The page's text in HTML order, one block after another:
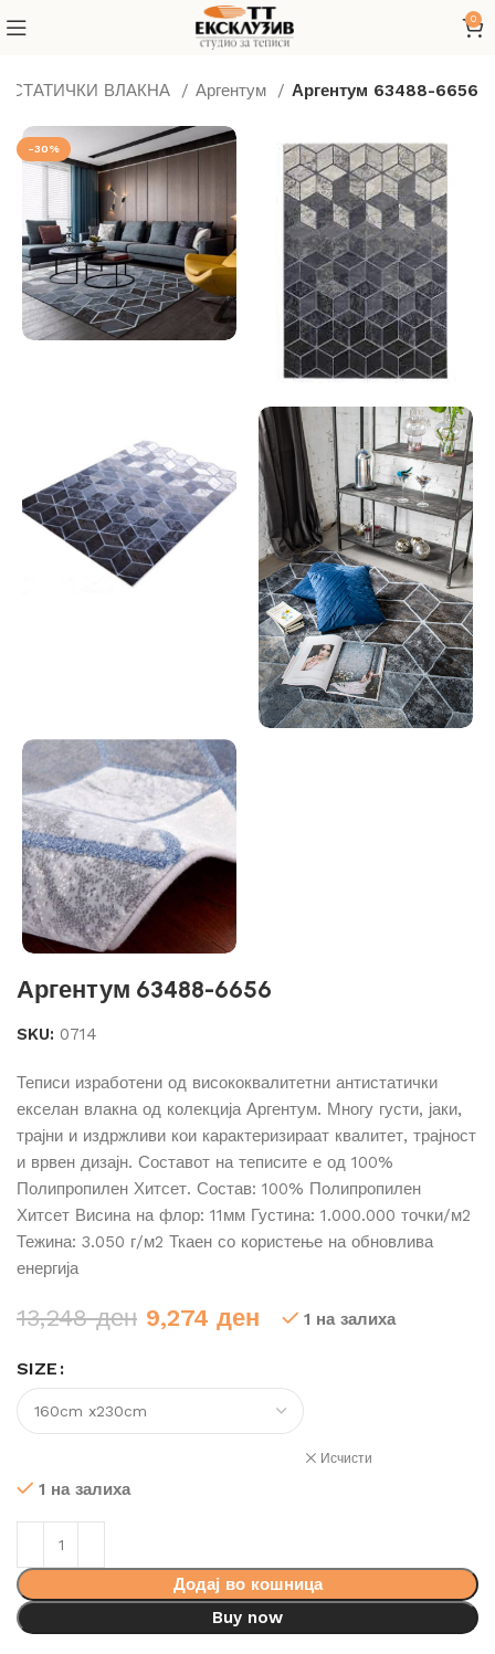
0
ВЛАКНА Аргентум Аргентум 63488-6656
-30%
Аргентум 63488-6656
SKU: 0714
Теписи изработени од висококвалитетни антистатички
екселан влакна од колекција Аргентум. Многу густи, јаки,
трајни и издржливи кои карактеризираат квалитет, трајност
и врвен дизајн. Составот на теписите е од 100%
Полипропилен Хитсет. Состав: 100% Полипропилен
Хитсет Висина на флор: 11мм Густина: 1.000.000 точки/м2
Тежина: 3.050 г/м2 Ткаен со користење на обновлива
енергија
13,248ден Original
13,248 ден.
9,274 ден Current
9,274 ден.
1 на залиха
SIZE
Исчисти
1 на залиха
Додај во кошница
Buy now